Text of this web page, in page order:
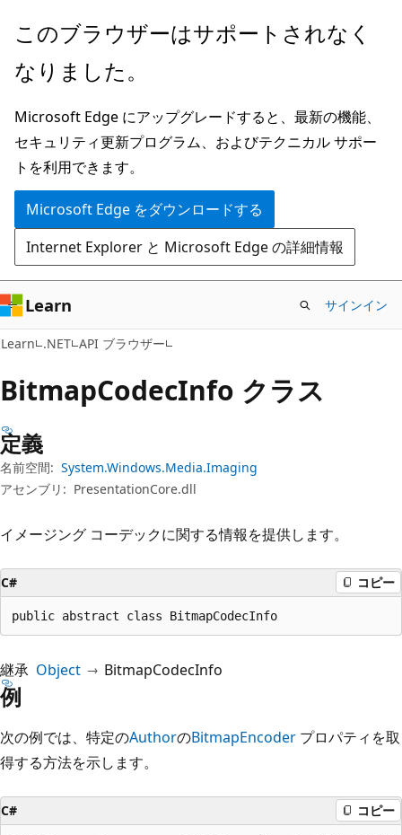
メ
ン
ン
テ
ン
ツ
に
ス
キ
ッ
プ
ペ
ジ
ナ
ビ
ゲ
ー
シ
ョ
ン
に
ス
キ
ッ
プ
このブラウザーはサポートされなく
なりました。
Microsoft Edge にアップグレードすると、最新の機能、
セキュリティ更新プログラム、およびテクニカル サポー
トを利用できます。
Microsoft Edge をダウンロードする
Internet Explorer と Microsoft Edge の詳細情報
Learn サインイン
Learn .NET API ブラウザー
BitmapCodecInfo クラス
定義
名前空間: System.Windows.Media.Imaging
アセンブリ: PresentationCore.dll
イメージング コーデックに関する情報を提供します。
C# コピー
public abstract class BitmapCodecInfo
継承 Object BitmapCodecInfo
例
次の例では、特定のAuthorのBitmapEncoder プロパティを取
得する方法を示します。
C# コピー